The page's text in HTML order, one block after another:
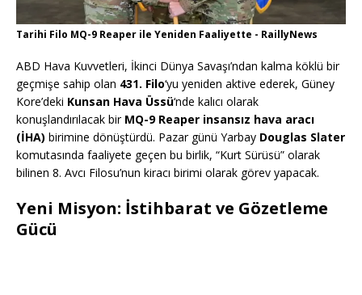
Tarihi Filo MQ-9 Reaper ile Yeniden Faaliyette - RaillyNews
ABD Hava Kuvvetleri, İkinci Dünya Savaşı’ndan kalma köklü bir
geçmişe sahip olan 431. Filo‘yu yeniden aktive ederek, Güney
Kore’deki Kunsan Hava Üssü‘nde kalıcı olarak
konuşlandırılacak bir MQ-9 Reaper insansız hava aracı
(İHA) birimine dönüştürdü. Pazar günü Yarbay Douglas Slater
komutasında faaliyete geçen bu birlik, “Kurt Sürüsü” olarak
bilinen 8. Avcı Filosu’nun kiracı birimi olarak görev yapacak.
Yeni Misyon: İstihbarat ve Gözetleme
Gücü